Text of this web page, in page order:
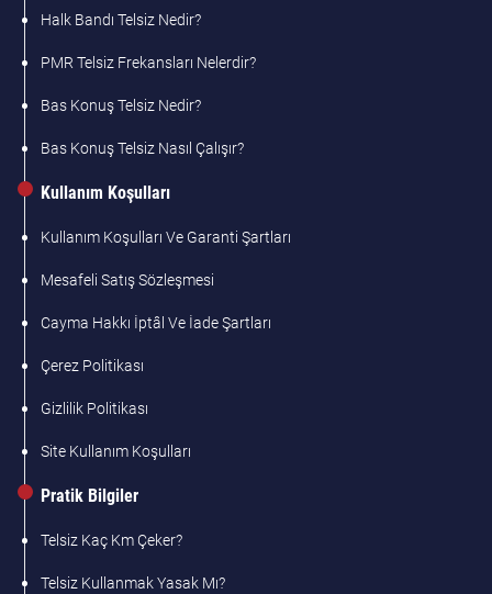
Halk Bandı Telsiz Nedir?
PMR Telsiz Frekansları Nelerdir?
Bas Konuş Telsiz Nedir?
Bas Konuş Telsiz Nasıl Çalışır?
Kullanım Koşulları
Kullanım Koşulları Ve Garanti Şartları
Mesafeli Satış Sözleşmesi
Cayma Hakkı İptâl Ve İade Şartları
Çerez Politikası
Gizlilik Politikası
Site Kullanım Koşulları
Pratik Bilgiler
Telsiz Kaç Km Çeker?
Telsiz Kullanmak Yasak Mı?